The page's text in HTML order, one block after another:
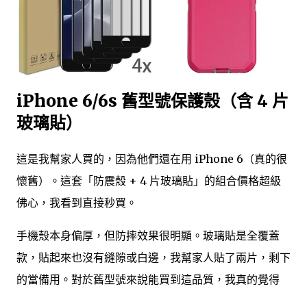
iPhone 6/6s 舊型號保護殼（含 4 片
玻璃貼）
這是我幫家人買的，因為他們還在用 iPhone 6（真的很
懷舊）。這套「防震殼 + 4 片玻璃貼」的組合價格超級
佛心，我看到直接秒買。
手機殼本身偏厚，但防摔效果很明顯。玻璃貼是全覆蓋
款，貼起來也沒有縫隙或白邊，我幫家人貼了兩片，剩下
的當備用。對於舊型號來說能買到這品質，我真的覺得